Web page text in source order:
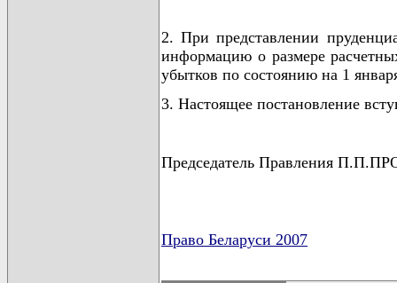
2. При представлении
информацию о размере
убытков по состоянию на 1
3. Настоящее постановление
Председатель Правления
Право Беларуси 2007